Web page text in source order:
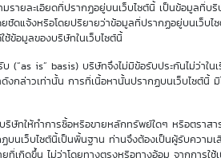
รายละเอียดที่ปรากฏอยู่บนเว็บไซต์นี้ เป็นข้อมูลที่
ชัดแจ้งหรือโดยปริยายว่าข้อมูลที่ปรากฏอยู่บนเว็
ช้ข้อมูลของบริษัทในเว็บไซต์นี้
is” basis) บริษัทจึงไม่มีข้อรับประกันไม่ว่าใ
งกล่าวเท่านั้น การที่เนื้อหานั้นปรากฏบนเว็บไซต์
ริษัทให้ทำการซื้อหรือขายหลักทรัพย์ใดๆ หรือตรา
นเว็บไซต์นี้เป็นพื้นฐาน ท่านจึงต้องเป็นผู้รับควา
เกิดขึ้น ไม่ว่าโดยทางตรงหรือทางอ้อม จากการ